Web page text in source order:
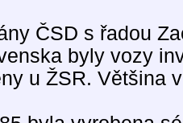
ČSD s řadou
byly vozy
u ŽSR. Většina